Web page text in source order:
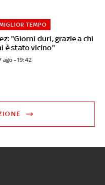
"Giorni duri, grazie a chi
è stato vicino"
TEMPO
ago - 19:42